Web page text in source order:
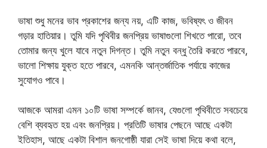
ভাষা শুধু মনের ভাব প্রকাশের জন্য নয়, এটি কাজ, ভবিষ্যৎ ও জীবন
গড়ার হাতিয়ার। তুমি যদি পৃথিবীর জনপ্রিয় ভাষাগুলো শিখতে পারো, তবে
তোমার জন্য খুলে যাবে নতুন দিগন্ত। তুমি নতুন বন্ধু তৈরি করতে পারবে,
ভালো শিক্ষায় যুক্ত হতে পারবে, এমনকি আন্তর্জাতিক পর্যায়ে কাজের
সুযোগও পাবে।
আজকে আমরা এমন ১০টি ভাষা সম্পর্কে জানব, যেগুলো পৃথিবীতে সবচেয়ে
বেশি ব্যবহৃত হয় এবং জনপ্রিয়। প্রতিটি ভাষার পেছনে আছে একটা
ইতিহাস, আছে একটা বিশাল জনগোষ্ঠী যারা সেই ভাষা দিয়ে কথা বলে,